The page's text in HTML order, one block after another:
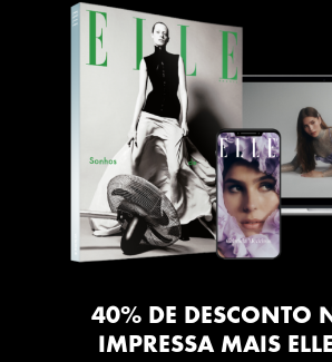
40% DE DESCONTO
IMPRESSA MAIS